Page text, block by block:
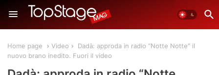
Home page Video
Dadà: approda in radio “Notte Notte” il
nuovo brano inedito. Fuori il video